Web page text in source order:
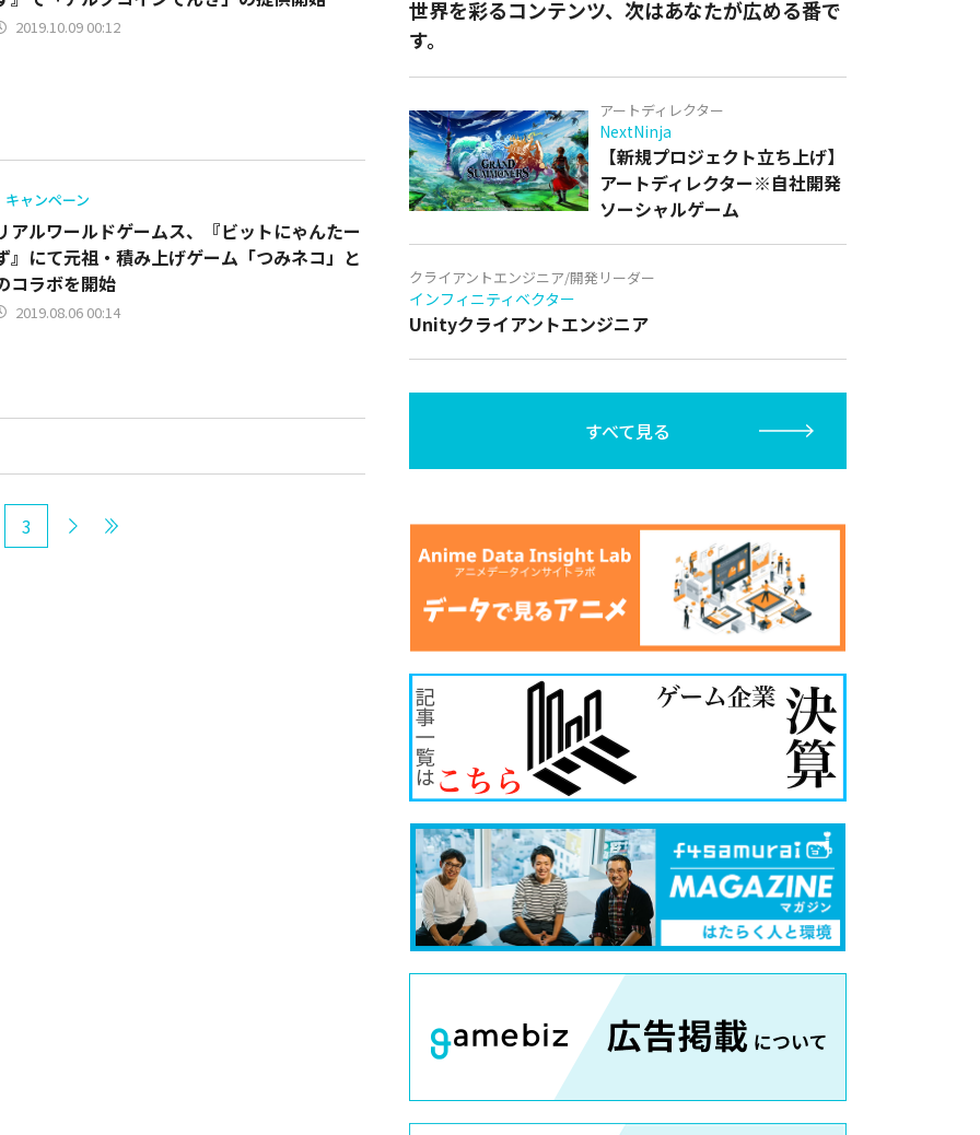
2019.10.09 00:12
キャンペーン
アルワールドゲームス、『ビットにゃんたー
』にて元祖・積み上げゲーム「つみネコ」と
コラボを開始
2019.08.06 00:14
3
世界を彩るコンテンツ、次はあなたが広める番で
す。
アートディレクター
NextNinja
【新規プロジェクト立ち上げ】
アートディレクター※自社開発
ソーシャルゲーム
クライアントエンジニア/開発リーダー
インフィニティベクター
Unityクライアントエンジニア
すべて見る